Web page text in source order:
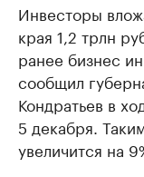
Инвесторы
края 1,2 трлн
ранее бизнес
сообщил
Кондратьев в
5 декабря.
увеличится на